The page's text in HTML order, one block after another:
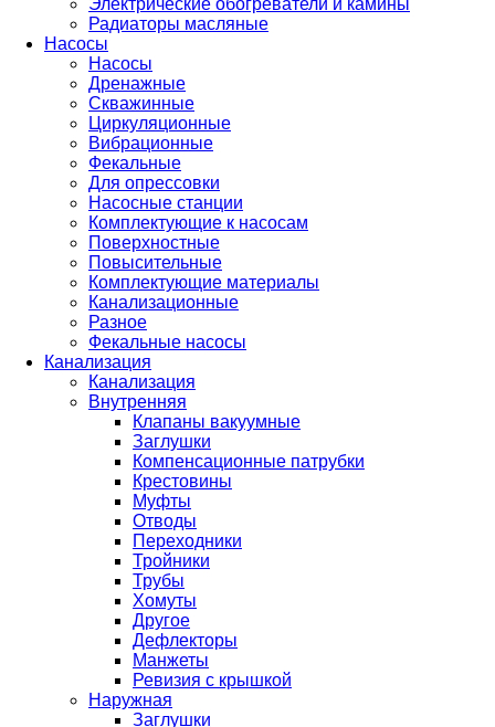
Электрические обогреватели и камины
Радиаторы масляные
Насосы
Насосы
Дренажные
Скважинные
Циркуляционные
Вибрационные
Фекальные
Для опрессовки
Насосные станции
Комплектующие к насосам
Поверхностные
Повысительные
Комплектующие материалы
Канализационные
Разное
Фекальные насосы
Канализация
Канализация
Внутренняя
Клапаны вакуумные
Заглушки
Компенсационные патрубки
Крестовины
Муфты
Отводы
Переходники
Тройники
Трубы
Хомуты
Другое
Дефлекторы
Манжеты
Ревизия с крышкой
Наружная
Заглушки